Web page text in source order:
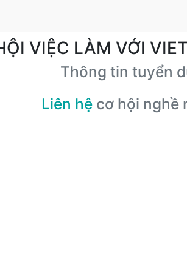
VIỆC LÀM VỚI
Thông tin tuyển
Liên hệ cơ hội nghề